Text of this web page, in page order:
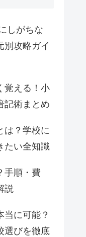
しがちな
別攻略ガイ
覚える！小
記術まとめ
は？学校に
たい全知識
手順・費
説
当に可能？
選びを徹底